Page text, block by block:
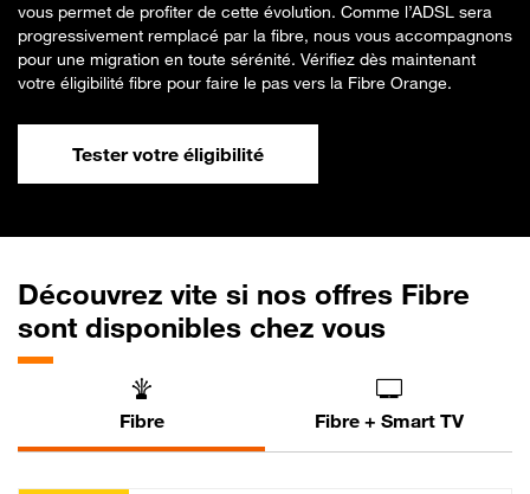
vous permet de profiter de cette évolution. Comme l’ADSL sera
progressivement remplacé par la fibre, nous vous accompagnons
pour une migration en toute sérénité. Vérifiez dès maintenant
votre éligibilité fibre pour faire le pas vers la Fibre Orange.
Tester votre éligibilité
Découvrez vite si nos offres Fibre
sont disponibles chez vous
Fibre Fibre + Smart TV